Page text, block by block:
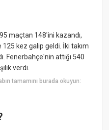
maçtan 148'ini kazandı,
125 kez galip geldi. İki takım
Fenerbahçe'nin attığı 540
verdi.
tamamını burada okuyun: